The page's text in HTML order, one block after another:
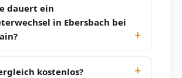
dauert ein
in Ebersbach bei
kostenlos?